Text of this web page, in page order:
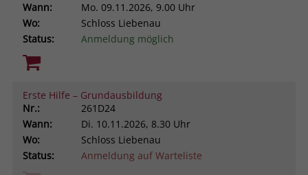
Wann:
Mo. 09.11.2026, 9.00 Uhr
Wo:
Schloss Liebenau
Status:
Anmeldung möglich
Erste Hilfe – Grundausbildung
Nr.:
261D24
Wann:
Di. 10.11.2026, 8.30 Uhr
Wo:
Schloss Liebenau
Status:
Anmeldung auf Warteliste